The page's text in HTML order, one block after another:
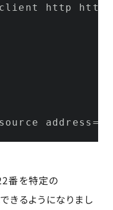
http https
address=
番を特定の
きるようになりまし